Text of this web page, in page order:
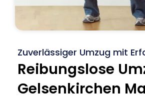
Zuverlässiger Umzug mit
Reibungslose
Gelsenkirchen